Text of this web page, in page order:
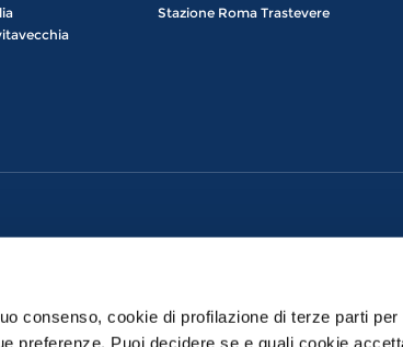
consenso, cookie di profilazione di terze parti per
preferenze. Puoi decidere se e quali cookie
Stazione Roma Trastevere